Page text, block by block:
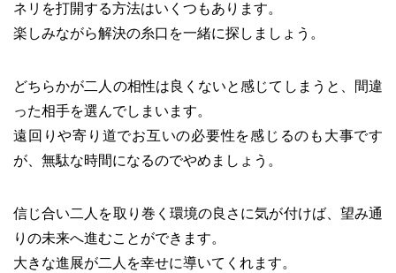
ネリを打開する方法はいくつもあります。
楽しみながら解決の糸口を一緒に探しましょう。
どちらかが二人の相性は良くないと感じてしまうと、間違
った相手を選んでしまいます。
遠回りや寄り道でお互いの必要性を感じるのも大事です
が、無駄な時間になるのでやめましょう。
信じ合い二人を取り巻く環境の良さに気が付けば、望み通
りの未来へ進むことができます。
大きな進展が二人を幸せに導いてくれます。